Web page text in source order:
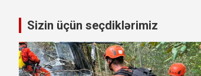
Sizin üçün seçdiklərimiz